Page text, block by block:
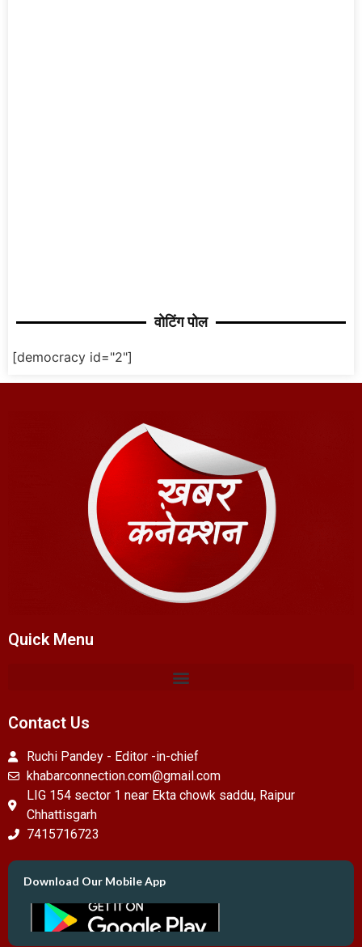
वोटिंग पोल
[democracy id="2"]
Quick Menu
Contact Us
Ruchi Pandey - Editor -in-chief
khabarconnection.com@gmail.com
LIG 154 sector 1 near Ekta chowk saddu, Raipur
Chhattisgarh
7415716723
Download Our Mobile App